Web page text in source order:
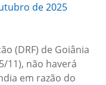
de 2025
(DRF) de Goiânia
11), não haverá
em razão do